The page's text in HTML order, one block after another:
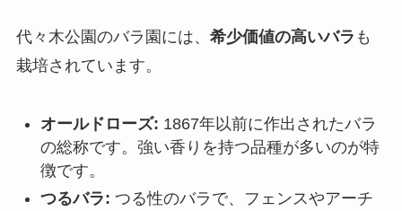
代々木公園のバラ園には、 希少価値の高いバラ も
栽培されています。
オールドローズ: 1867年以前に作出されたバラ
の総称です。強い香りを持つ品種が多いのが特
徴です。
つるバラ: つる性のバラで、フェンスやアーチ